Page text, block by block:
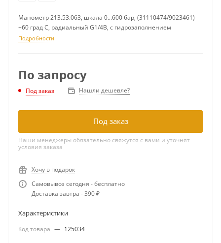
Манометр 213.53.063, шкала 0...600 бар, (31110474/9023461)
+60 град С, радиальный G1/4B, с гидрозаполнением
Подробности
По запросу
Под заказ Нашли дешевле?
Под заказ
Наши менеджеры обязательно свяжутся с вами и уточнят
условия заказа
Хочу в подарок
Самовывоз сегодня - бесплатно
Доставка завтра - 390 ₽
Характеристики
Код товара — 125034